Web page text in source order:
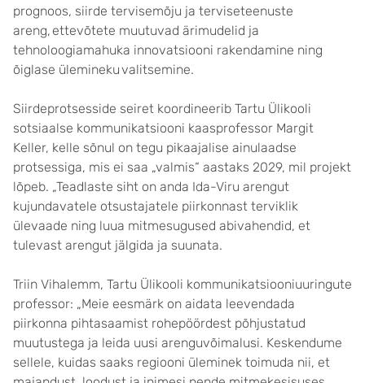
prognoos, siirde tervisemõju ja terviseteenuste
areng, ettevõtete muutuvad ärimudelid ja
tehnoloogiamahuka innovatsiooni rakendamine ning
õiglase ülemineku valitsemine.
Siirdeprotsesside seiret koordineerib Tartu Ülikooli
sotsiaalse kommunikatsiooni kaasprofessor Margit
Keller, kelle sõnul on tegu pikaajalise ainulaadse
protsessiga, mis ei saa „valmis“ aastaks 2029, mil projekt
lõpeb. „Teadlaste siht on anda Ida-Viru arengut
kujundavatele otsustajatele piirkonnast terviklik
ülevaade ning luua mitmesugused abivahendid, et
tulevast arengut jälgida ja suunata.
Triin Vihalemm, Tartu Ülikooli kommunikatsiooniuuringute
professor: „Meie eesmärk on aidata leevendada
piirkonna pihtasaamist rohepöördest põhjustatud
muutustega ja leida uusi arenguvõimalusi. Keskendume
sellele, kuidas saaks regiooni üleminek toimuda nii, et